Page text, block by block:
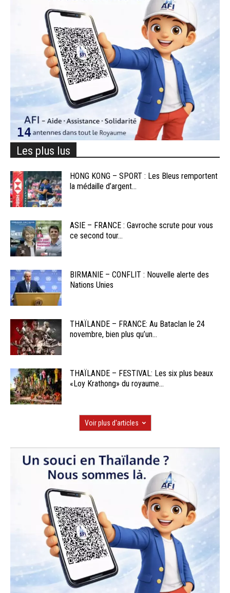
Les plus lus
HONG KONG – SPORT : Les Bleus remportent
la médaille d’argent...
ASIE – FRANCE : Gavroche scrute pour vous
ce second tour...
BIRMANIE – CONFLIT : Nouvelle alerte des
Nations Unies
THAÏLANDE – FRANCE: Au Bataclan le 24
novembre, bien plus qu’un...
THAÏLANDE – FESTIVAL: Les six plus beaux
«Loy Krathong» du royaume...
Voir plus d'articles